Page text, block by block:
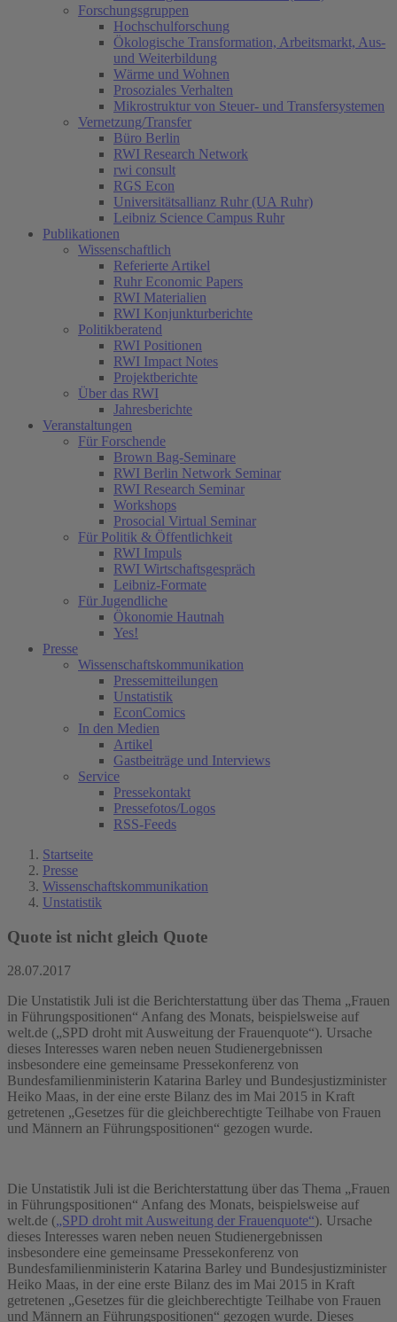
Forschungsgruppen
Hochschulforschung
Ökologische Transformation, Arbeitsmarkt, Aus-
und Weiterbildung
Wärme und Wohnen
Prosoziales Verhalten
Mikrostruktur von Steuer- und Transfersystemen
Vernetzung/Transfer
Büro Berlin
RWI Research Network
rwi consult
RGS Econ
Universitätsallianz Ruhr (UA Ruhr)
Leibniz Science Campus Ruhr
Publikationen
Wissenschaftlich
Referierte Artikel
Ruhr Economic Papers
RWI Materialien
RWI Konjunkturberichte
Politikberatend
RWI Positionen
RWI Impact Notes
Projektberichte
Über das RWI
Jahresberichte
Veranstaltungen
Für Forschende
Brown Bag-Seminare
RWI Berlin Network Seminar
RWI Research Seminar
Workshops
Prosocial Virtual Seminar
Für Politik & Öffentlichkeit
RWI Impuls
RWI Wirtschaftsgespräch
Leibniz-Formate
Für Jugendliche
Ökonomie Hautnah
Yes!
Presse
Wissenschaftskommunikation
Pressemitteilungen
Unstatistik
EconComics
In den Medien
Artikel
Gastbeiträge und Interviews
Service
Pressekontakt
Pressefotos/Logos
RSS-Feeds
Startseite
Presse
Wissenschaftskommunikation
Unstatistik
Quote ist nicht gleich Quote
28.07.2017
Die Unstatistik Juli ist die Berichterstattung über das Thema „Frauen
in Führungspositionen“ Anfang des Monats, beispielsweise auf
welt.de („SPD droht mit Ausweitung der Frauenquote“). Ursache
dieses Interesses waren neben neuen Studienergebnissen
insbesondere eine gemeinsame Pressekonferenz von
Bundesfamilienministerin Katarina Barley und Bundesjustizminister
Heiko Maas, in der eine erste Bilanz des im Mai 2015 in Kraft
getretenen „Gesetzes für die gleichberechtigte Teilhabe von Frauen
und Männern an Führungspositionen“ gezogen wurde.
Die Unstatistik Juli ist die Berichterstattung über das Thema „Frauen
in Führungspositionen“ Anfang des Monats, beispielsweise auf
welt.de („SPD droht mit Ausweitung der Frauenquote“). Ursache
dieses Interesses waren neben neuen Studienergebnissen
insbesondere eine gemeinsame Pressekonferenz von
Bundesfamilienministerin Katarina Barley und Bundesjustizminister
Heiko Maas, in der eine erste Bilanz des im Mai 2015 in Kraft
getretenen „Gesetzes für die gleichberechtigte Teilhabe von Frauen
und Männern an Führungspositionen“ gezogen wurde. Dieses